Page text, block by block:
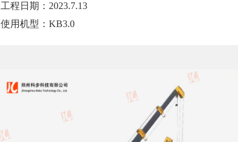
工程日期：2023.7.13
使用机型：KB3.0